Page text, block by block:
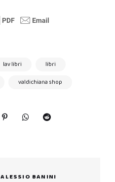
lav libri
libri
valdichiana shop
ALESSIO BANINI